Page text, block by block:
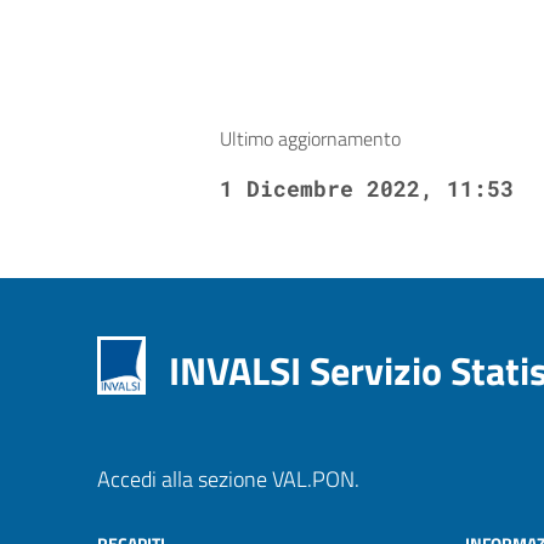
Ultimo aggiornamento
1 Dicembre 2022, 11:53
INVALSI Servizio
Accedi alla sezione VAL.PON.